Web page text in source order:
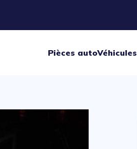
Pièces autoVéhicules